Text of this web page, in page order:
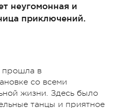
неугомонная и
приключений.
прошла в
со всеми
жизни. Здесь было
танцы и приятное